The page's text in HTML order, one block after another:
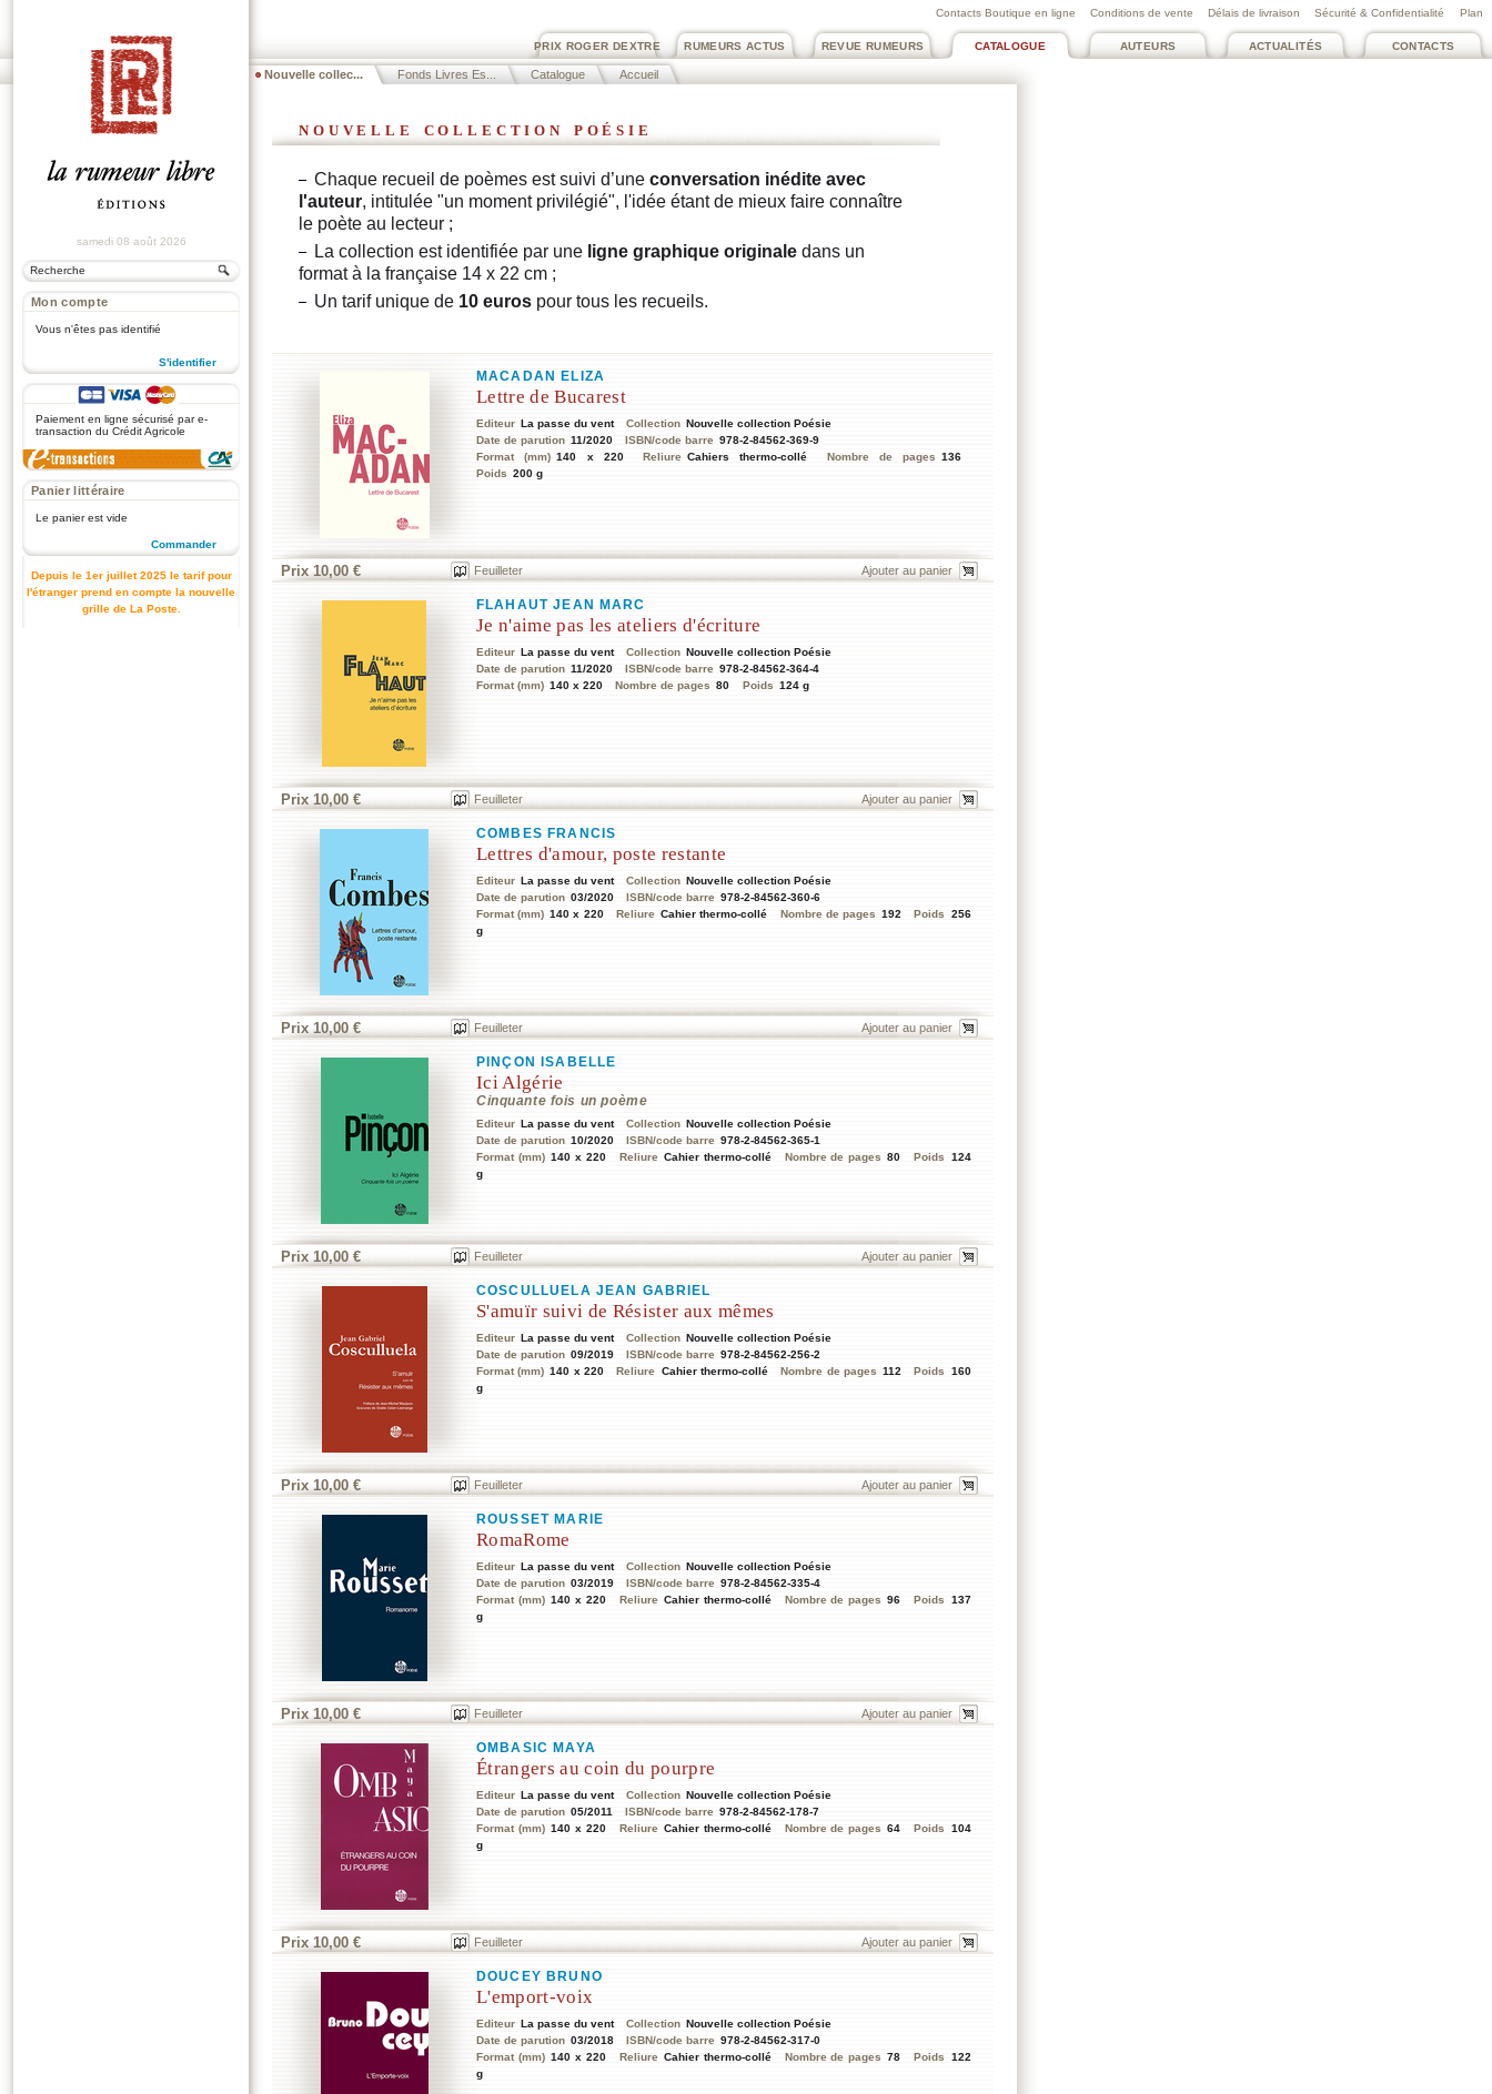
Plan
Contacts Boutique en ligne Conditions de vente Délais de livraison Sécurité & Confidentialité
CONTACTS
ACTUALITÉS
AUTEURS
CATALOGUE
REVUE RUMEURS
RUMEURS ACTUS
PRIX ROGER DEXTRE
Nouvelle collec... Fonds Livres Es... Catalogue Accueil
samedi 08 août 2026
Mon compte
Vous n'êtes pas identifié
S'identifier
Paiement en ligne sécurisé par e-
transaction du Crédit Agricole
Panier littéraire
Le panier est vide
Commander
Depuis le 1er juillet 2025 le tarif pour
l'étranger prend en compte la nouvelle
grille de La Poste.
nouvelle collection poésie
Chaque recueil de poèmes est suivi d’une conversation inédite avec
l'auteur, intitulée "un moment privilégié", l'idée étant de mieux faire connaître
le poète au lecteur ;
La collection est identifiée par une ligne graphique originale dans un
format à la française 14 x 22 cm ;
Un tarif unique de 10 euros pour tous les recueils.
MACADAN ELIZA
Lettre de Bucarest
Editeur La passe du vent Collection Nouvelle collection Poésie
Date de parution 11/2020 ISBN/code barre 978-2-84562-369-9
Format (mm) 140 x 220 Reliure Cahiers thermo-collé Nombre de pages 136
Poids 200 g
Prix 10,00 € Feuilleter
FLAHAUT JEAN MARC
Je n'aime pas les ateliers d'écriture
Editeur La passe du vent Collection Nouvelle collection Poésie
Date de parution 11/2020 ISBN/code barre 978-2-84562-364-4
Format (mm) 140 x 220 Nombre de pages 80 Poids 124 g
Prix 10,00 € Feuilleter
COMBES FRANCIS
Lettres d'amour, poste restante
Editeur La passe du vent Collection Nouvelle collection Poésie
Date de parution 03/2020 ISBN/code barre 978-2-84562-360-6
Format (mm) 140 x 220 Reliure Cahier thermo-collé Nombre de pages 192 Poids
256
g
Prix 10,00 € Feuilleter
PINÇON ISABELLE
Ici Algérie
Cinquante fois un poème
Editeur La passe du vent Collection Nouvelle collection Poésie
Date de parution 10/2020 ISBN/code barre 978-2-84562-365-1
Format (mm) 140 x 220 Reliure Cahier thermo-collé Nombre de pages 80 Poids
124
g
Prix 10,00 € Feuilleter
COSCULLUELA JEAN GABRIEL
S'amuïr suivi de Résister aux mêmes
Editeur La passe du vent Collection Nouvelle collection Poésie
Date de parution 09/2019 ISBN/code barre 978-2-84562-256-2
Format (mm) 140 x 220 Reliure Cahier thermo-collé Nombre de pages 112 Poids
160
g
Prix 10,00 € Feuilleter
ROUSSET MARIE
RomaRome
Editeur La passe du vent Collection Nouvelle collection Poésie
Date de parution 03/2019 ISBN/code barre 978-2-84562-335-4
Format (mm) 140 x 220 Reliure Cahier thermo-collé Nombre de pages 96 Poids
137
g
Prix 10,00 € Feuilleter
OMBASIC MAYA
Étrangers au coin du pourpre
Editeur La passe du vent Collection Nouvelle collection Poésie
Date de parution 05/2011 ISBN/code barre 978-2-84562-178-7
Format (mm) 140 x 220 Reliure Cahier thermo-collé Nombre de pages 64 Poids
104
g
Prix 10,00 € Feuilleter
DOUCEY BRUNO
L'emport-voix
Editeur La passe du vent Collection Nouvelle collection Poésie
Date de parution 03/2018 ISBN/code barre 978-2-84562-317-0
Format (mm) 140 x 220 Reliure Cahier thermo-collé Nombre de pages 78 Poids
122
g